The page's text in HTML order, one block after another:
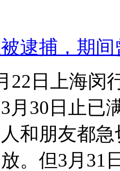
被逮捕，期
22日上海
月30日止已
和朋友都
。但3月31